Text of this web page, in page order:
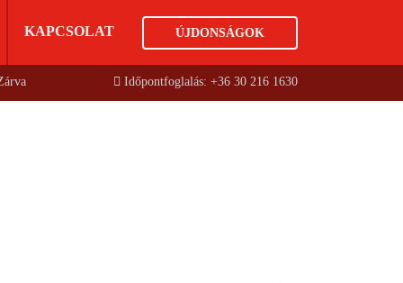
KAPCSOLAT ÚJDONSÁGOK
Időpontfoglalás: +36 30 216 1630